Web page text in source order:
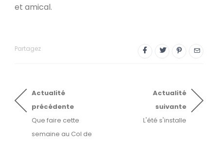
et amical.
Partagez
Actualité
précédente
Que faire cette
semaine au Col de
Actualité
suivante
L'été s'installe